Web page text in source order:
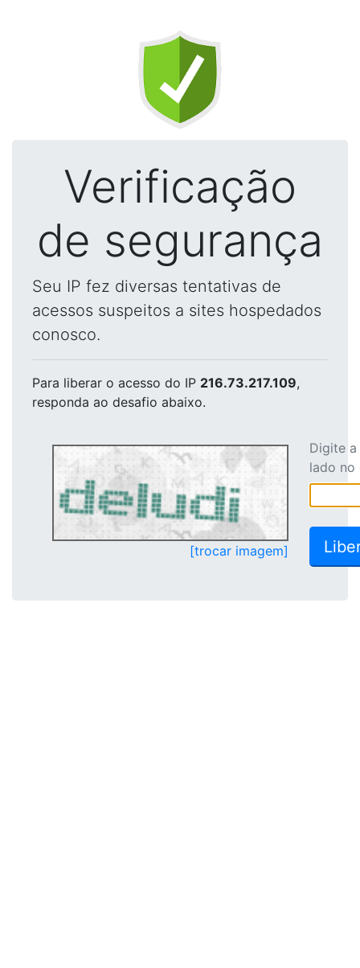
Verificação
de segurança
Seu IP fez diversas tentativas de
acessos suspeitos a sites hospedados
conosco.
Para liberar o acesso do IP 216.73.217.109,
responda ao desafio abaixo.
[trocar imagem]
Digite
lado no